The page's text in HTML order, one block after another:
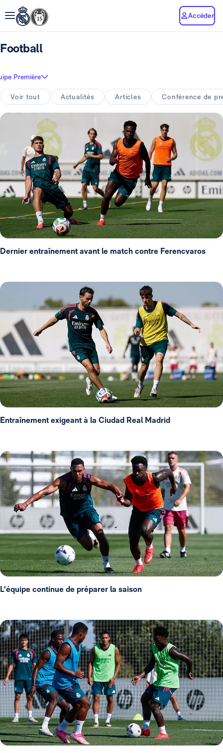
Accéder
Football
Première
Voir tout Actualités Articles Conférence de
Dernier entraînement avant le match contre Ferencvaros
Entraînement exigeant à la Ciudad Real Madrid
L'équipe continue de préparer la saison